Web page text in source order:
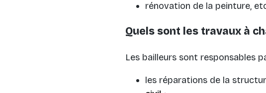
rénovation de la peinture,
Quels sont les travaux à
Les bailleurs sont responsables
les réparations de la